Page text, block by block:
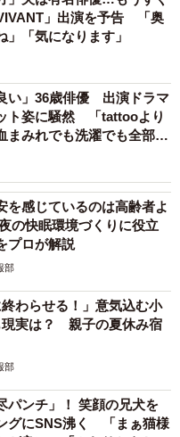
」出演を予告 「奥
」「気になります」
い」36歳俳優 出演ドラマ
ト姿に騒然 「tattooより
まみれでも洗濯でも全部か
を感じているのは高齢者よ
の快眠環境づくりに役立
プロが解説
部
終わらせる！」意気込む小
実は？ 親子の夏休み宿
部
パンチ」！ 笑顔の兄犬を
グにSNS沸く 「まぁ猫様